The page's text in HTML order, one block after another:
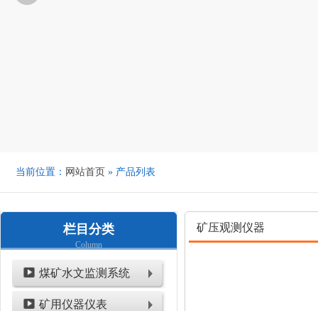
当前位置： 网站首页 » 产品列表
栏目分类
Column
煤矿水文监测系统
矿用仪器仪表
矿压观测仪器